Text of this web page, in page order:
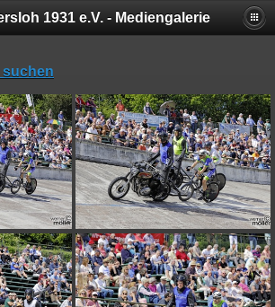
1931 e.V. - Mediengalerie
suchen